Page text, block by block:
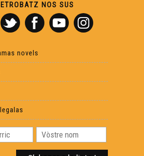
dels comèrces - Eveniments
Un dia au teatre - Eveniments
Crin-Crau - Eveniments
departementaus de Las Lanas - Eveniments
Rambalh de Sent-Martin - Eveniments
NOS SUS
novels